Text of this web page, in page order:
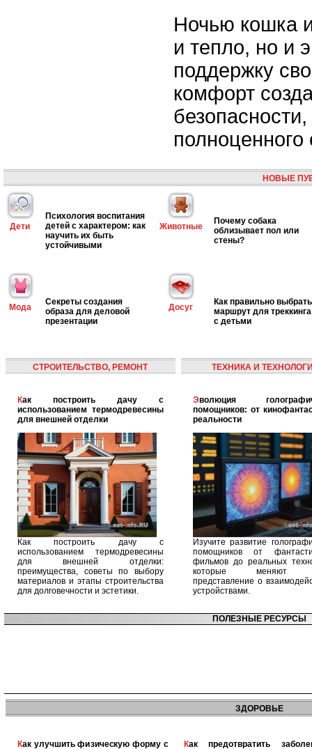
Ночью кошка
и тепло, но и
поддержку
комфорт
полноценного
НОВЫЕ
Дети
Психология воспитания
детей с характером: как
научить их быть
устойчивыми
Животные
Почему собака
облизывает пол или
стены?
Мода
Секреты создания
образа для деловой
презентации
Досуг
Как правильно выбрать
маршрут для треккинга
с детьми
СТРОИТЕЛЬСТВО, РЕМОНТ
Как построить дачу с
использованием термодревесины
для внешней отделки
Как построить дачу с
использованием термодревесины
для внешней отделки:
преимущества, советы по выбору
материалов и этапы строительства
для долговечности и эстетики.
ТЕХНИКА И
Эволюция голографических
помощников: от
реальности
Изучите развитие
помощников от
фильмов до реальных
которые меняют
представление о
устройствами.
ПОЛЕЗНЫЕ РЕСУРСЫ
ЗДОРОВЬЕ
Как улучшить физическую форму с Как предотвратить заболевания